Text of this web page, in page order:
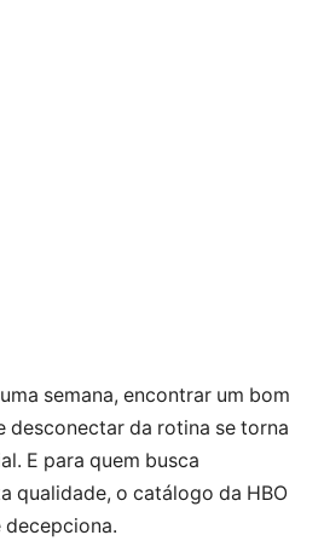
semana, encontrar um bom
desconectar da rotina se torna
E para quem busca
qualidade, o catálogo da HBO
decepciona.